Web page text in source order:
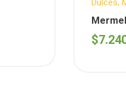
Sin
azucar
$